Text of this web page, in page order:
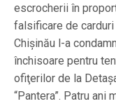
escrocherii în
falsificare de
Chişinău l-a
închisoare pentru
ofiţerilor de la
“Pantera”. Patru ani